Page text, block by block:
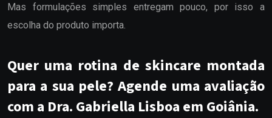
Mas formulações simples entregam pouco, por isso a
escolha do produto importa.
Quer uma rotina de skincare montada
para a sua pele? Agende uma avaliação
com a Dra. Gabriella Lisboa em Goiânia.